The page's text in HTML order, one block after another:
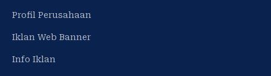
Profil Perusahaan
Iklan Web Banner
Info Iklan